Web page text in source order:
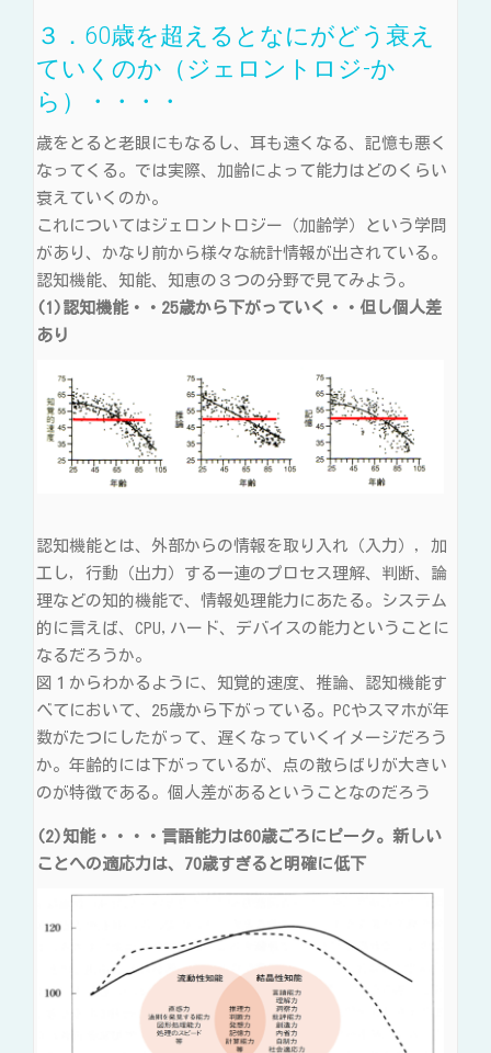
３．60歳を超えるとなにがどう衰え
ていくのか（ジェロントロジ-か
ら）・・・・
歳をとると老眼にもなるし、耳も遠くなる、記憶も悪く
なってくる。では実際、加齢によって能力はどのくらい
衰えていくのか。
これについてはジェロントロジー（加齢学）という学問
があり、かなり前から様々な統計情報が出されている。
認知機能、知能、知恵の３つの分野で見てみよう。
(1)認知機能・・25歳から下がっていく・・但し個人差
あり
認知機能とは、外部からの情報を取り入れ（入力），加
工し，行動（出力）する一連のプロセス理解、判断、論
理などの知的機能で、情報処理能力にあたる。システム
的に言えば、CPU,ハード、デバイスの能力ということに
なるだろうか。
図１からわかるように、知覚的速度、推論、認知機能す
べてにおいて、25歳から下がっている。PCやスマホが年
数がたつにしたがって、遅くなっていくイメージだろう
か。年齢的には下がっているが、点の散らばりが大きい
のが特徴である。個人差があるということなのだろう
(2)知能・・・・言語能力は60歳ごろにピーク。新しい
ことへの適応力は、70歳すぎると明確に低下